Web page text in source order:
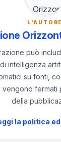
L'AUTORE
può
intelligenza
su fonti,
vengono fermati
della
la politica